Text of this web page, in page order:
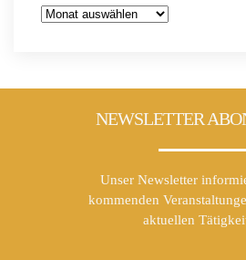
Archiv
NEWSLETTER
Unser Newsletter
kommenden
aktuellen